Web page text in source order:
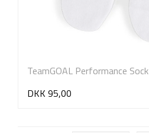
TeamGOAL Performance Sock
DKK 95,00